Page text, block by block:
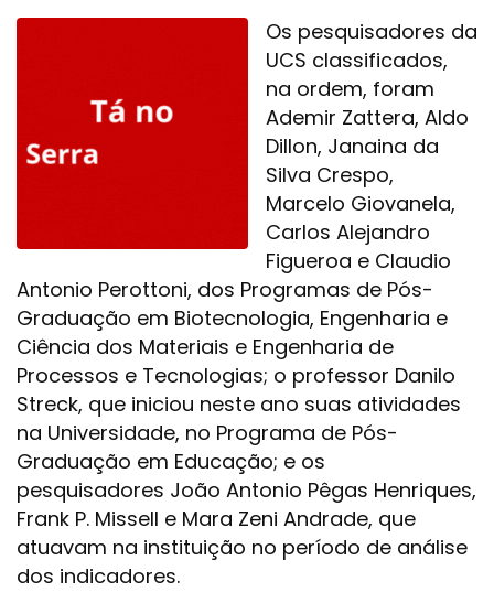
Os pesquisadores da
UCS classificados,
na ordem, foram
Ademir Zattera, Aldo
Dillon, Janaina da
Silva Crespo,
Marcelo Giovanela,
Carlos Alejandro
Figueroa e Claudio
Antonio Perottoni, dos Programas de Pós-
Graduação em Biotecnologia, Engenharia e
Ciência dos Materiais e Engenharia de
Processos e Tecnologias; o professor Danilo
Streck, que iniciou neste ano suas atividades
na Universidade, no Programa de Pós-
Graduação em Educação; e os
pesquisadores João Antonio Pêgas Henriques,
Frank P. Missell e Mara Zeni Andrade, que
atuavam na instituição no período de análise
dos indicadores.